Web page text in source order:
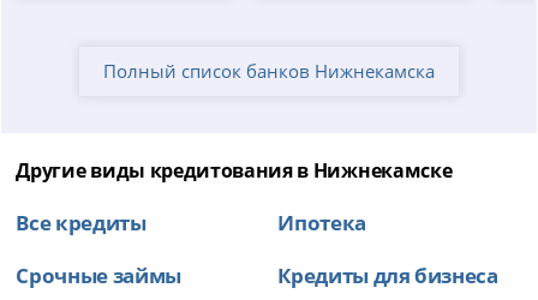
Полный список банков Нижнекамска
Другие виды кредитования в Нижнекамске
Все кредиты
Срочные займы
Ипотека
Кредиты для бизнеса